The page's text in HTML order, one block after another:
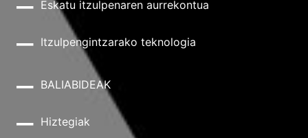
Eskatu itzulpenaren aurrekontua
Itzulpengintzarako teknologia
BALIABIDEAK
Hiztegiak